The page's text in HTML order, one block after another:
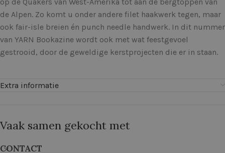
op de Quakers van West-Amerika tot aan de bergtoppen van
de Alpen. Zo komt u onder andere filet haakwerk tegen, maar
ook fair-isle breien én punch needle handwerk. In dit nummer
van YARN Bookazine wordt ook met wat feestgevoel
gestrooid, door de geweldige kerstprojecten die er in staan.
Extra informatie
Vaak samen gekocht met
CONTACT